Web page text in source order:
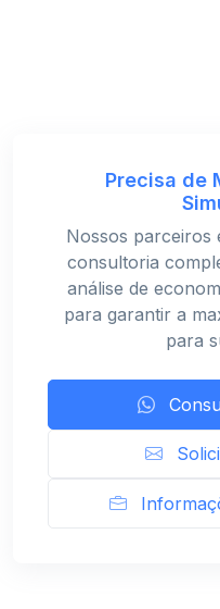
Precisa de
Nossos parceiros
consultoria
análise de
para garantir a
para